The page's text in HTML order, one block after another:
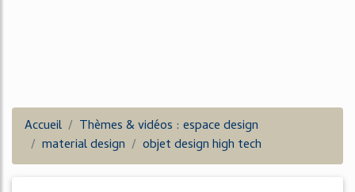
Accueil
Thèmes & vidéos : espace design
material design
objet design high tech